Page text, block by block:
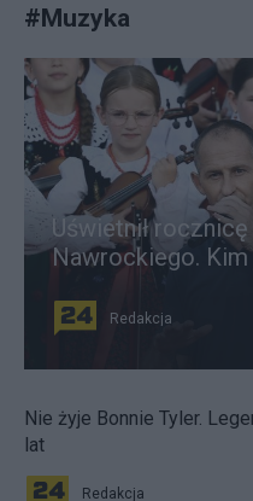
#Muzyka
Uświetnił
Nawrockiego. Kim
Redakcja
Nie żyje Bonnie Tyler.
lat
Redakcja